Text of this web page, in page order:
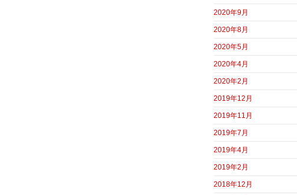
2020年9月
2020年8月
2020年5月
2020年4月
2020年2月
2019年12月
2019年11月
2019年7月
2019年4月
2019年2月
2018年12月